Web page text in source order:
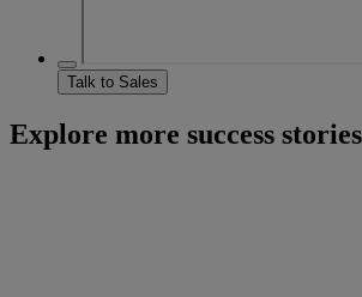
Talk to Sales
Explore more success stories